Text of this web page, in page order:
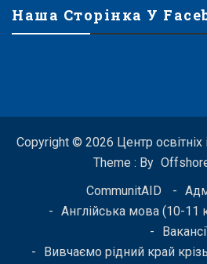
Наша Сторінка У
Copyright © 2026 Центр освітніх
Theme : By
CommunitAID
Англійська мова (10-11
Вивчаємо рідний край